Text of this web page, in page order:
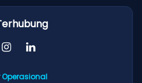
Operasional